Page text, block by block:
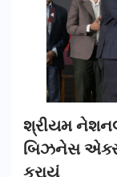
શ્રીયમ
બિઝનેસ
કરાયું